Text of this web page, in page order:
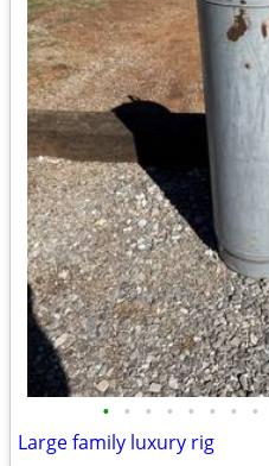
• • • • • • • •
Large family luxury rig